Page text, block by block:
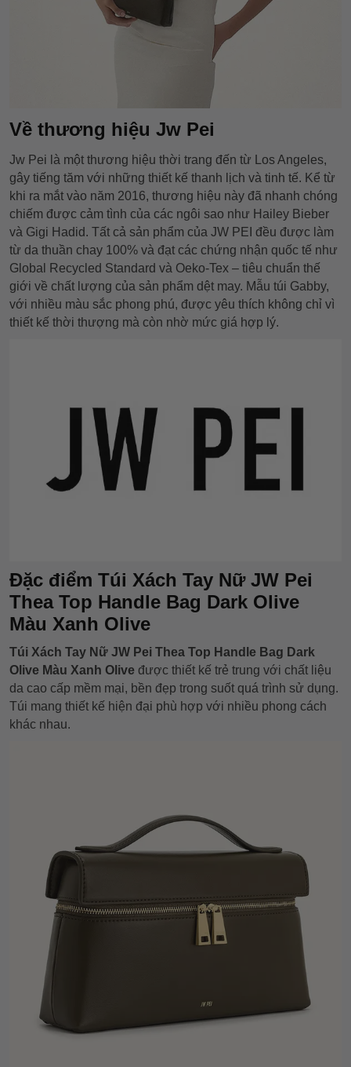
Về thương hiệu Jw Pei
Jw Pei là một thương hiệu thời trang đến từ Los Angeles,
gây tiếng tăm với những thiết kế thanh lịch và tinh tế. Kể từ
khi ra mắt vào năm 2016, thương hiệu này đã nhanh chóng
chiếm được cảm tình của các ngôi sao như Hailey Bieber
và Gigi Hadid. Tất cả sản phẩm của JW PEI đều được làm
từ da thuần chay 100% và đạt các chứng nhận quốc tế như
Global Recycled Standard và Oeko-Tex – tiêu chuẩn thế
giới về chất lượng của sản phẩm dệt may. Mẫu túi Gabby,
với nhiều màu sắc phong phú, được yêu thích không chỉ vì
thiết kế thời thượng mà còn nhờ mức giá hợp lý.
Đặc điểm Túi Xách Tay Nữ JW Pei
Thea Top Handle Bag Dark Olive
Màu Xanh Olive
Túi Xách Tay Nữ JW Pei Thea Top Handle Bag Dark
Olive Màu Xanh Olive được thiết kế trẻ trung với chất liệu
da cao cấp mềm mại, bền đẹp trong suốt quá trình sử dụng.
Túi mang thiết kế hiện đại phù hợp với nhiều phong cách
khác nhau.